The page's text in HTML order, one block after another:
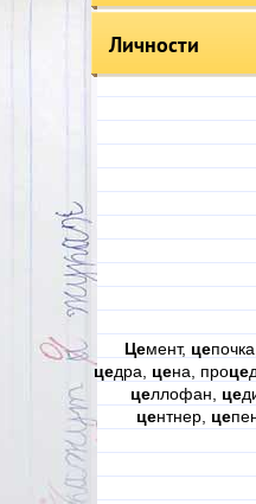
Личности
Цемент, цепочка,
цедра, цена, проце
целлофан, це
центнер, це